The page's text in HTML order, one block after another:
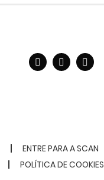
ENTRE PARA A SCAN
POLÍTICA DE COOKIES